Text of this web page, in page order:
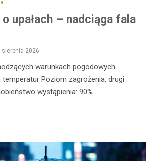
upałach – nadciąga fala
sierpnia 2026
warunkach pogodowych
Poziom zagrożenia: drugi
wystąpienia: 90%…